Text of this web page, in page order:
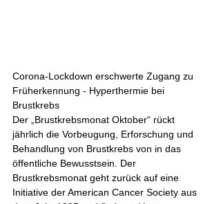
Corona-Lockdown erschwerte Zugang zu
Früherkennung - Hyperthermie bei
Brustkrebs
Der „Brustkrebsmonat Oktober“ rückt
jährlich die Vorbeugung, Erforschung und
Behandlung von Brustkrebs von in das
öffentliche Bewusstsein. Der
Brustkrebsmonat geht zurück auf eine
Initiative der American Cancer Society aus